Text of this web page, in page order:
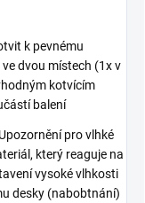
k pevnému
dvou místech (1x v
kotvícím
balení
Upozornění pro vlhké
který reaguje na
vysoké vlhkosti
desky (nabobtnání)